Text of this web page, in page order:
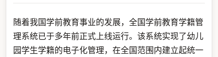
随着我国学前教育事业的发展，全国学前教育学籍管
理系统已于多年前正式上线运行。该系统实现了幼儿
园学生学籍的电子化管理，在全国范围内建立起统一